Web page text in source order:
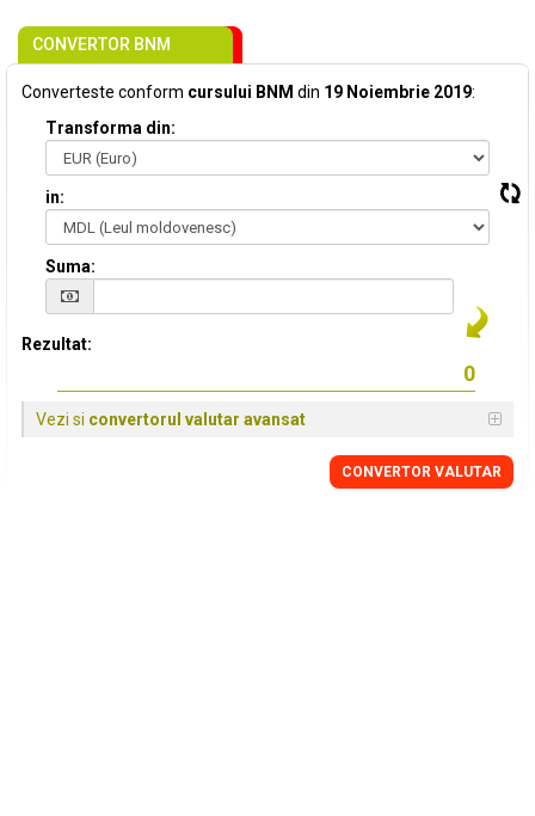
CONVERTOR BNM
Converteste conform cursului BNM din 19 Noiembrie 2019:
Transforma din:
in:
Suma:
Rezultat:
Vezi si convertorul valutar avansat
CONVERTOR VALUTAR